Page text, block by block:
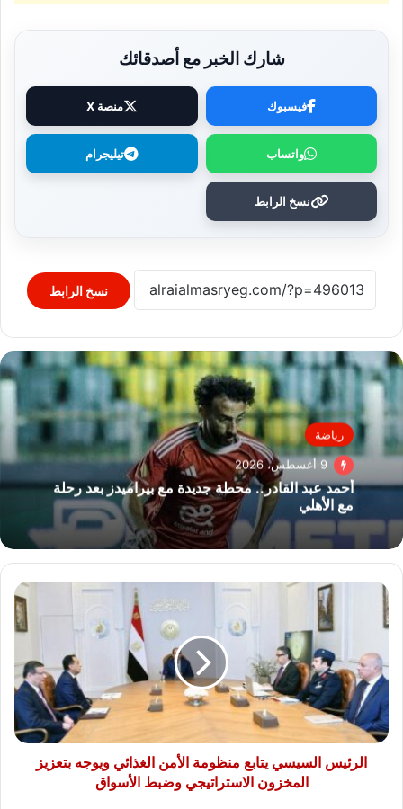
شارك الخبر مع أصدقائك
فيسبوك منصة X
واتساب تيليجرام
نسخ الرابط
نسخ الرابط
رياضة
9 أغسطس، 2026
أحمد عبد القادر.. محطة جديدة مع بيراميدز بعد رحلة
مع الأهلي
الرئيس
السيسي
يتابع
الأمن
الغذائي
ويوجه
بتعزيز
المخزون
الاستراتيجي
الرئيس السيسي يتابع منظومة الأمن الغذائي ويوجه بتعزيز
المخزون الاستراتيجي وضبط الأسواق